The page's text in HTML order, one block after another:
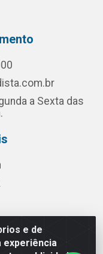
e de
experiência
a Sexta das
Paulo/SP - CEP